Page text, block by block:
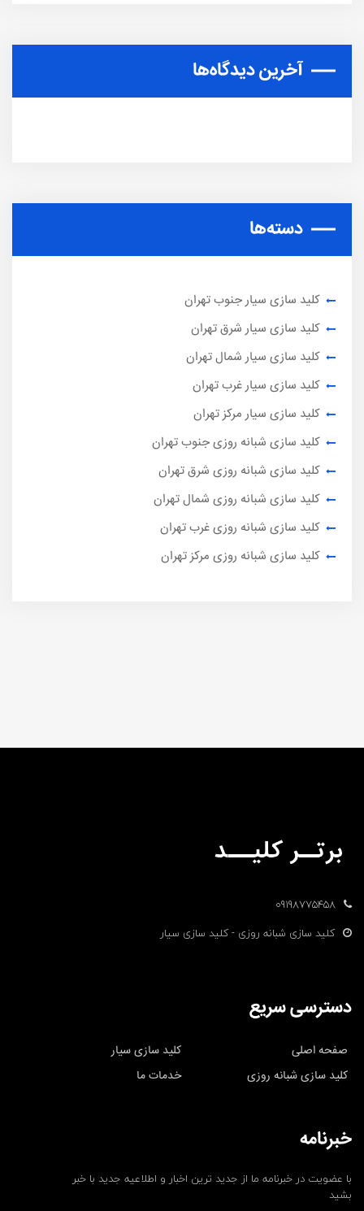
آخرین دیدگاه‌ها
دسته‌ها
کلید سازی سیار جنوب تهران
کلید سازی سیار شرق تهران
کلید سازی سیار شمال تهران
کلید سازی سیار غرب تهران
کلید سازی سیار مرکز تهران
کلید سازی شبانه روزی جنوب تهران
کلید سازی شبانه روزی شرق تهران
کلید سازی شبانه روزی شمال تهران
کلید سازی شبانه روزی غرب تهران
کلید سازی شبانه روزی مرکز تهران
09198775458
کلید سازی شبانه روزی - کلید سازی سیار
دسترسی سریع
صفحه اصلی
کلید سازی سیار
کلید سازی شبانه روزی
خدمات ما
خبرنامه
با عضویت در خبرنامه ما از جدید ترین اخبار و اطلاعیه جدید با خبر
بشید